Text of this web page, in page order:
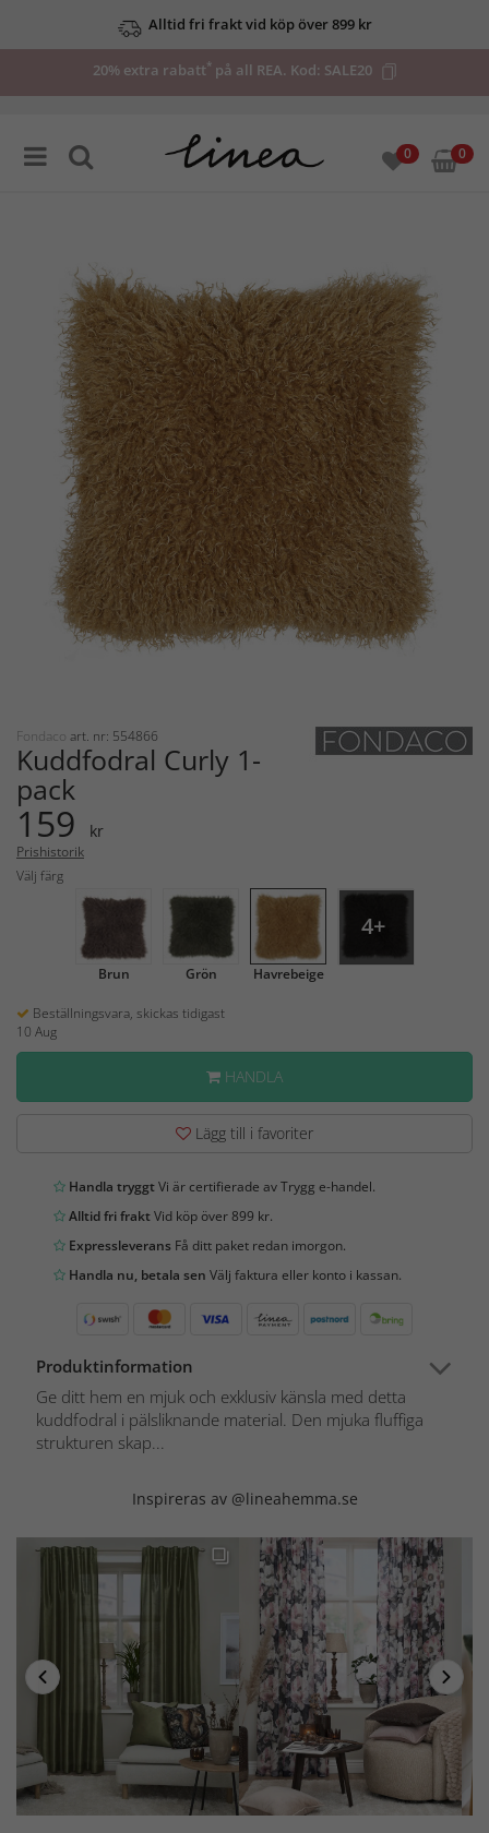
Alltid fri frakt vid köp över 899 kr
20% extra rabatt*på all REA. Kod: SALE20
0 0
Fondaco art. nr: 554866
Kuddfodral Curly 1-
pack
159 kr
Prishistorik
Välj färg
Brun Grön Havrebeige
4+
Beställningsvara, skickas tidigast
10 Aug
HANDLA
Lägg till i favoriter
Handla tryggtVi är certifierade av Trygg e-handel.
Alltid fri fraktVid köp över 899 kr.
Expressleverans Få ditt paket redan imorgon.
Handla nu, betala sen Välj faktura eller konto i kassan.
Produktinformation
Ge ditt hem en mjuk och exklusiv känsla med detta
kuddfodral i pälsliknande material. Den mjuka fluffiga
strukturen skap...
Inspireras av @lineahemma.se